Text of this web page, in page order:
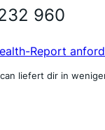
960
Report
liefert dir in